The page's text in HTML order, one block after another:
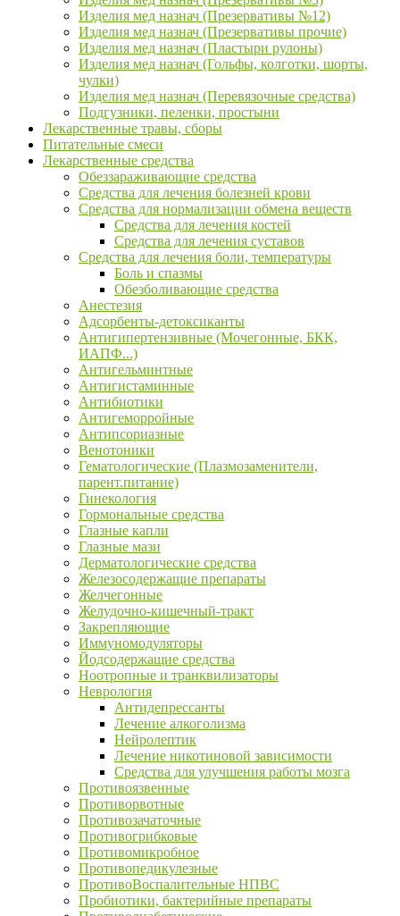
Изделия мед назнач (Презервативы №12)
Изделия мед назнач (Презервативы прочие)
Изделия мед назнач (Пластыри рулоны)
Изделия мед назнач (Гольфы, колготки, шорты,
чулки)
Изделия мед назнач (Перевязочные средства)
Подгузники, пеленки, простыни
Лекарственные травы, сборы
Питательные смеси
Лекарственные средства
Обеззараживающие средства
Средства для лечения болезней крови
Средства для нормализации обмена веществ
Средства для лечения костей
Средства для лечения суставов
Средства для лечения боли, температуры
Боль и спазмы
Обезболивающие средства
Анестезия
Адсорбенты-детоксиканты
Антигипертензивные (Мочегонные, БКК,
ИАПФ...)
Антигельминтные
Антигистаминные
Антибиотики
Антигеморройные
Антипсориазные
Венотоники
Гематологические (Плазмозаменители,
парент.питание)
Гинекология
Гормональные средства
Глазные капли
Глазные мази
Дерматологические средства
Железосодержащие препараты
Желчегонные
Желудочно-кишечный-тракт
Закрепляющие
Иммуномодуляторы
Йодсодержащие средства
Ноотропные и транквилизаторы
Неврология
Антидепрессанты
Лечение алкоголизма
Нейролептик
Лечение никотиновой зависимости
Средства для улучшения работы мозга
Противоязвенные
Противорвотные
Противозачаточные
Противогрибковые
Противомикробное
Противопедикулезные
ПротивоВоспалительные НПВС
Пробиотики, бактерийные препараты